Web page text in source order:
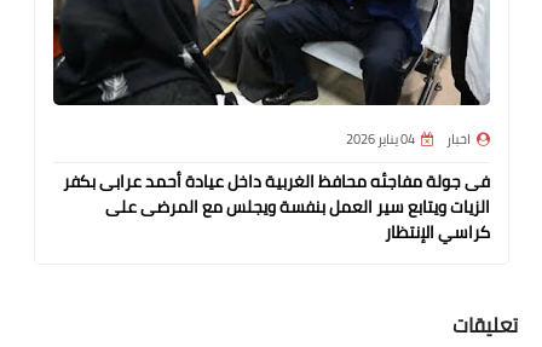
اخبار 04 يناير 2026
فى جولة مفاجئه محافظ الغربية داخل عيادة أحمد عرابى بكفر
الزيات ويتابع سير العمل بنفسة ويجلس مع المرضى على
كراسي الإنتظار
تعليقات